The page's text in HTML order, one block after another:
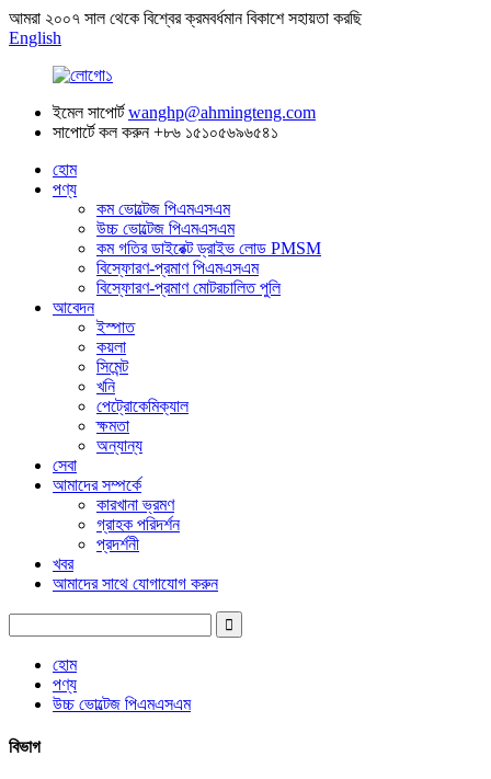
আমরা ২০০৭ সাল থেকে বিশ্বের ক্রমবর্ধমান বিকাশে সহায়তা করছি
English
ইমেল সাপোর্ট wanghp@ahmingteng.com
সাপোর্টে কল করুন +৮৬ ১৫১০৫৬৯৬৫৪১
হোম
পণ্য
কম ভোল্টেজ পিএমএসএম
উচ্চ ভোল্টেজ পিএমএসএম
কম গতির ডাইরেক্ট ড্রাইভ লোড PMSM
বিস্ফোরণ-প্রমাণ পিএমএসএম
বিস্ফোরণ-প্রমাণ মোটরচালিত পুলি
আবেদন
ইস্পাত
কয়লা
সিমেন্ট
খনি
পেট্রোকেমিক্যাল
ক্ষমতা
অন্যান্য
সেবা
আমাদের সম্পর্কে
কারখানা ভ্রমণ
গ্রাহক পরিদর্শন
প্রদর্শনী
খবর
আমাদের সাথে যোগাযোগ করুন
হোম
পণ্য
উচ্চ ভোল্টেজ পিএমএসএম
বিভাগ